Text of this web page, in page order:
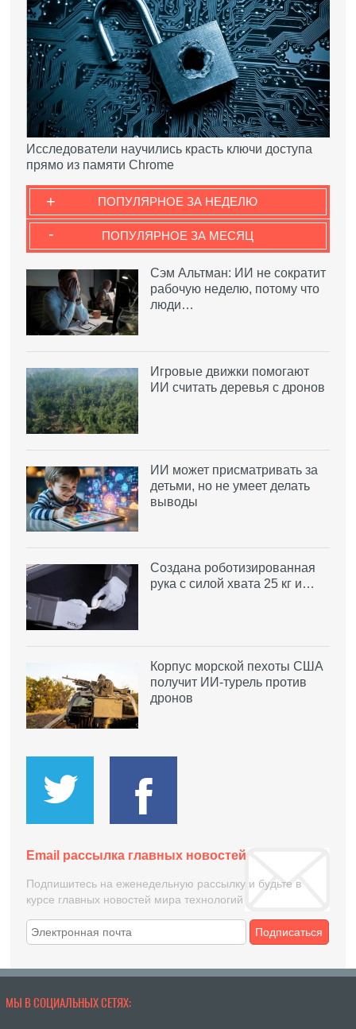
Исследователи научились красть ключи доступа
прямо из памяти Chrome
ПОПУЛЯРНОЕ ЗА НЕДЕЛЮ
+
ПОПУЛЯРНОЕ ЗА МЕСЯЦ
-
Сэм Альтман: ИИ не сократит
рабочую неделю, потому что
люди…
Игровые движки помогают
ИИ считать деревья с дронов
ИИ может присматривать за
детьми, но не умеет делать
выводы
Создана роботизированная
рука с силой хвата 25 кг и…
Корпус морской пехоты США
получит ИИ-турель против
дронов
Email рассылка главных новостей
Подпишитесь на еженедельную рассылку и будьте в
курсе главных новостей мира технологий
Подписаться
МЫ В СОЦИАЛЬНЫХ СЕТЯХ: